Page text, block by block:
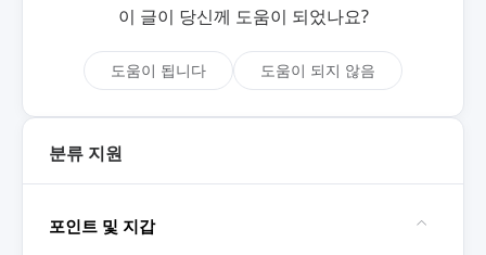
분류 지원
포인트 및 지갑
이 글이 당신께 도움이 되었나요?
도움이 됩니다 도움이 되지 않음